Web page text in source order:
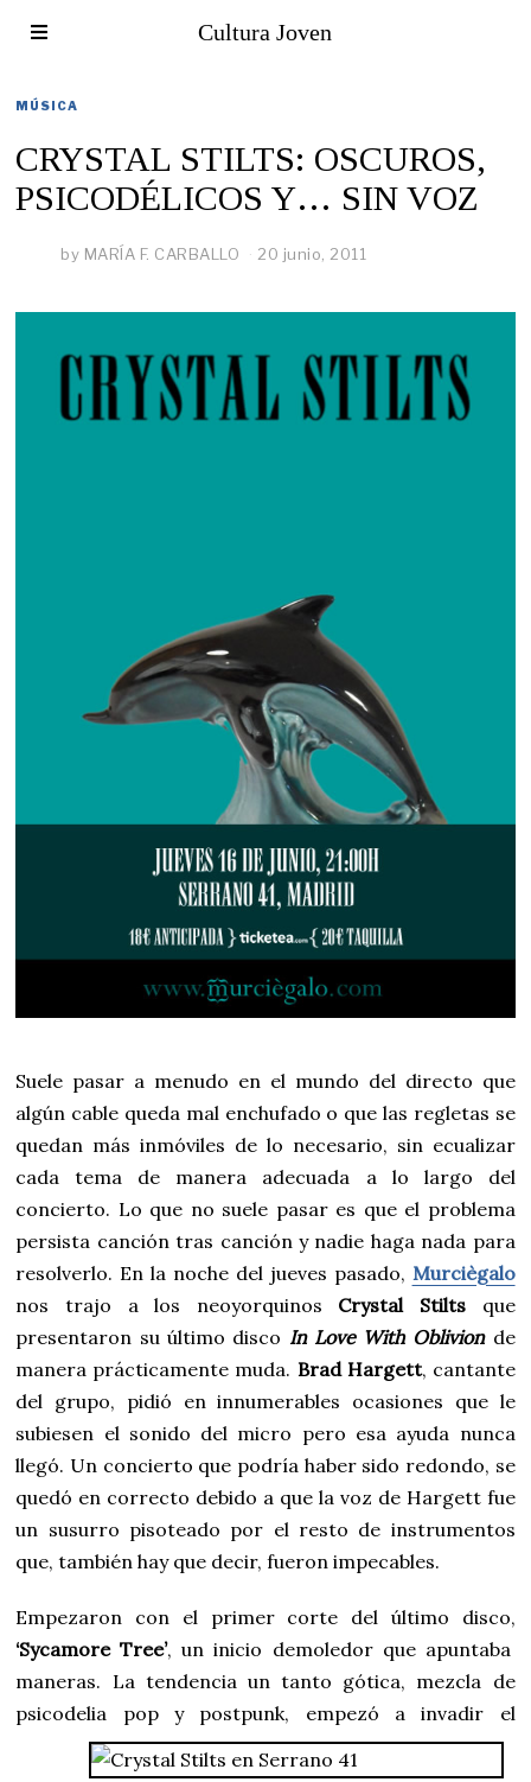
Cultura Joven
MÚSICA
CRYSTAL STILTS: OSCUROS,
PSICODÉLICOS Y… SIN VOZ
by MARÍA F. CARBALLO 20 junio, 2011
Suele pasar a menudo en el mundo del directo que
algún cable queda mal enchufado o que las regletas se
quedan más inmóviles de lo necesario, sin ecualizar
cada tema de manera adecuada a lo largo del
concierto. Lo que no suele pasar es que el problema
persista canción tras canción y nadie haga nada para
resolverlo. En la noche del jueves pasado, Murciègalo
nos trajo a los neoyorquinos Crystal Stilts que
presentaron su último disco In Love With Oblivionde
manera prácticamente muda. Brad Hargett, cantante
del grupo, pidió en innumerables ocasiones que le
subiesen el sonido del micro pero esa ayuda nunca
llegó. Un concierto que podría haber sido redondo, se
quedó en correcto debido a que la voz de Hargett fue
un susurro pisoteado por el resto de instrumentos
que, también hay que decir, fueron impecables.
Empezaron con el primer corte del último disco,
‘Sycamore Tree’, un inicio demoledor que apuntaba
maneras. La tendencia un tanto gótica, mezcla de
psicodelia pop y postpunk, empezó a invadir el